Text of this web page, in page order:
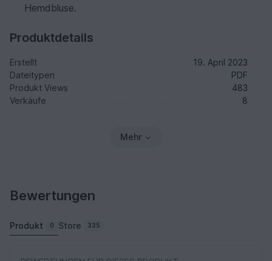
Hemdbluse.
Produktdetails
Erstellt
19. April 2023
Dateitypen
PDF
Produkt Views
483
Verkäufe
8
Mehr
Bewertungen
Produkt 0 Store 335